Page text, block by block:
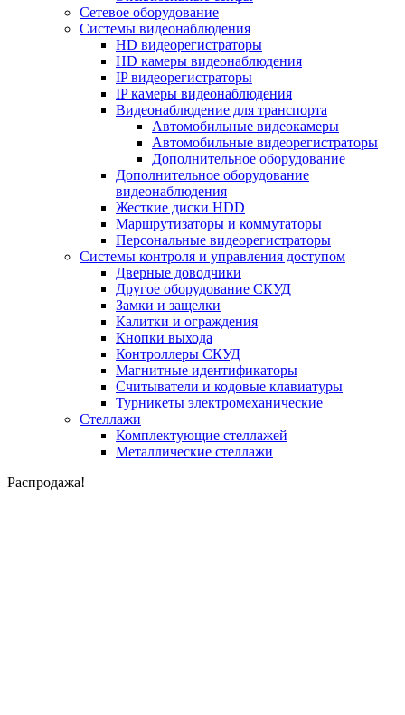
Сетевое оборудование
Системы видеонаблюдения
HD видеорегистраторы
HD камеры видеонаблюдения
IP видеорегистраторы
IP камеры видеонаблюдения
Видеонаблюдение для транспорта
Автомобильные видеокамеры
Автомобильные видеорегистраторы
Дополнительное оборудование
Дополнительное оборудование
видеонаблюдения
Жесткие диски HDD
Маршрутизаторы и коммутаторы
Персональные видеорегистраторы
Системы контроля и управления доступом
Дверные доводчики
Другое оборудование СКУД
Замки и защелки
Калитки и ограждения
Кнопки выхода
Контроллеры СКУД
Магнитные идентификаторы
Считыватели и кодовые клавиатуры
Турникеты электромеханические
Стеллажи
Комплектующие стеллажей
Металлические стеллажи
Распродажа!